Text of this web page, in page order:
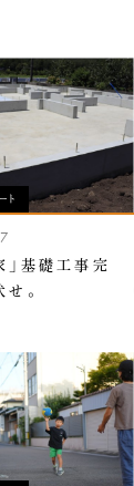
ト
」基礎工事完
せ。